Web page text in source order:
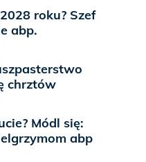
roku? Szef
abp.
chrztów
Módl się:
abp